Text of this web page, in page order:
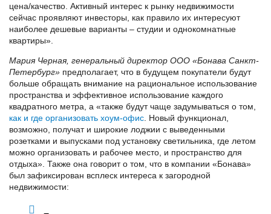
цена/качество. Активный интерес к рынку недвижимости
сейчас проявляют инвесторы, как правило их интересуют
наиболее дешевые варианты – студии и однокомнатные
квартиры».
Мария Черная, генеральный директор ООО «Бонава Санкт-
Петербург» предполагает, что в будущем покупатели будут
больше обращать внимание на рациональное использование
пространства и эффективное использование каждого
квадратного метра, а «также будут чаще задумываться о том,
как и где организовать хоум-офис . Новый функционал,
возможно, получат и широкие лоджии с выведенными
розетками и выпусками под установку светильника, где летом
можно организовать и рабочее место, и пространство для
отдыха». Также она говорит о том, что в компании «Бонава»
был зафиксирован всплеск интереса к загородной
недвижимости: